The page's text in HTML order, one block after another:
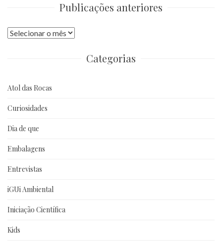
Publicações anteriores
Publicações
Categorias
Atol das Rocas
Curiosidades
Dia de que
Embalagens
Entrevistas
iGUi Ambiental
Iniciação Científica
Kids